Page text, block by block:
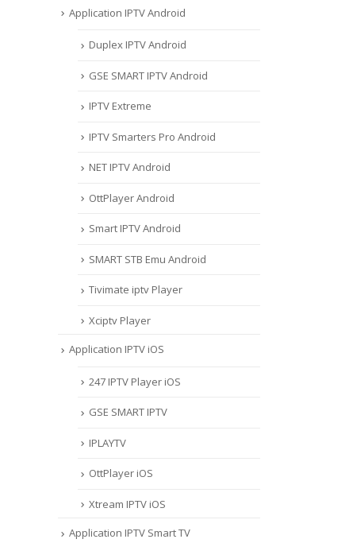
Application IPTV Android
Duplex IPTV Android
GSE SMART IPTV Android
IPTV Extreme
IPTV Smarters Pro Android
NET IPTV Android
OttPlayer Android
Smart IPTV Android
SMART STB Emu Android
Tivimate iptv Player
Xciptv Player
Application IPTV iOS
247 IPTV Player iOS
‎GSE SMART IPTV
IPLAYTV
OttPlayer iOS
Xtream IPTV iOS
Application IPTV Smart TV